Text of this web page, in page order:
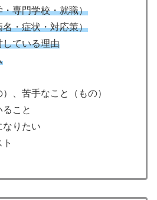
専門学校・就職）
・症状・対応策）
している理由
、苦手なこと（もの）
ること
なりたい